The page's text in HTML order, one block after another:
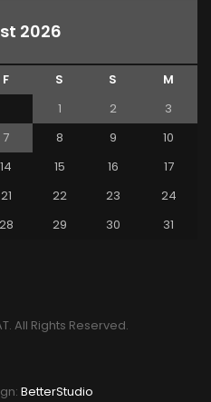
2026
F S S
M
1
2
3
7 8 9
10
14 15 16
17
21 22 23
24
28 29 30
31
All Rights Reserved.
BetterStudio